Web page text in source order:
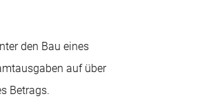
den Bau eines
auf über
Betrags.